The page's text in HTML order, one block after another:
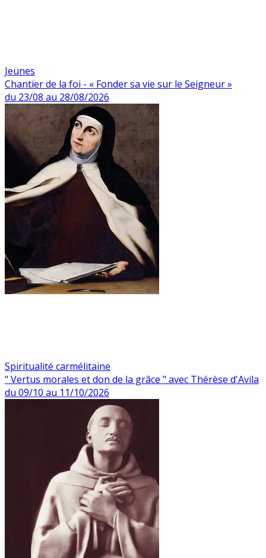
Jeunes
Chantier de la foi - « Fonder sa vie sur le Seigneur »
du 23/08 au 28/08/2026
Spiritualité carmélitaine
" Vertus morales et don de la grâce " avec Thérèse d'Avila
du 09/10 au 11/10/2026